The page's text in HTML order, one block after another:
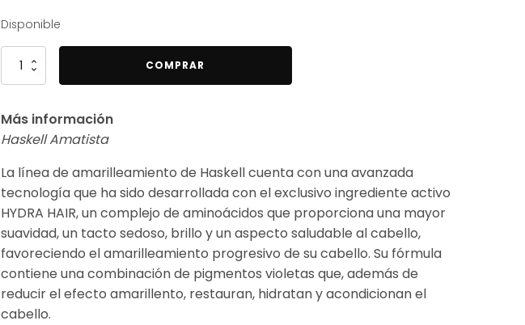
Disponible
Haskell
Acondicionador
300ml
cantidad
COMPRAR
Más información
Haskell Amatista
La línea de amarilleamiento de Haskell cuenta con una avanzada
tecnología que ha sido desarrollada con el exclusivo ingrediente activo
HYDRA HAIR, un complejo de aminoácidos que proporciona una mayor
suavidad, un tacto sedoso, brillo y un aspecto saludable al cabello,
favoreciendo el amarilleamiento progresivo de su cabello. Su fórmula
contiene una combinación de pigmentos violetas que, además de
reducir el efecto amarillento, restauran, hidratan y acondicionan el
cabello.